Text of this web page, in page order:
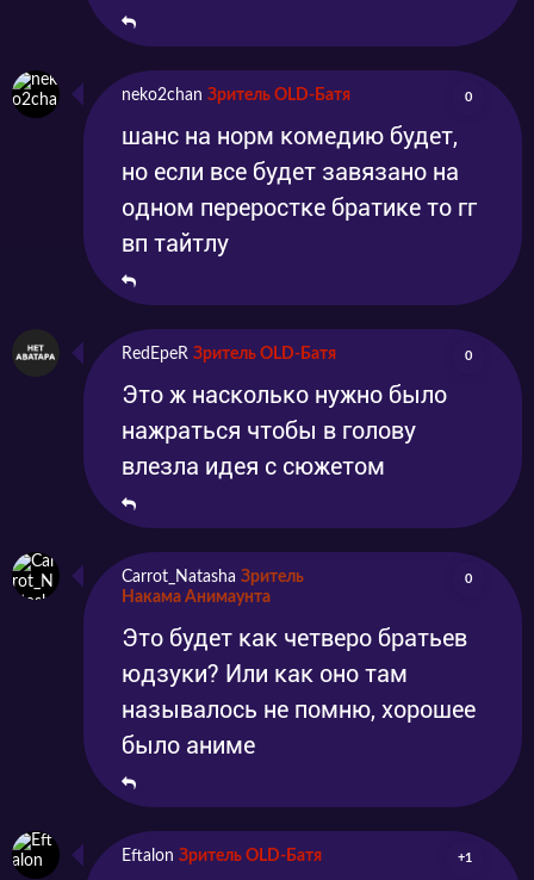
neko2chan Зритель OLD-Батя 0
шанс на норм комедию будет,
но если все будет завязано на
одном переростке братике то гг
вп тайтлу
RedEpeR Зритель OLD-Батя 0
Это ж насколько нужно было
нажраться чтобы в голову
влезла идея с сюжетом
Carrot_Natasha Зритель
Накама Анимаунта
0
Это будет как четверо братьев
юдзуки? Или как оно там
называлось не помню, хорошее
было аниме
Eftalon Зритель OLD-Батя +1